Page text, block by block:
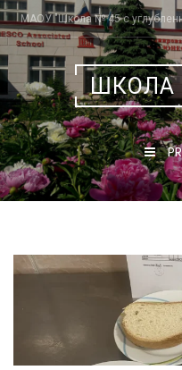
Skip
to
content
МАОУ "Школа № 45 с
ШКОЛА